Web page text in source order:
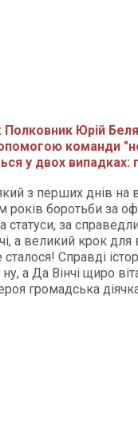
Полковник Юрій
команди
у двох
з перших днів на
років боротьби за
статуси, за
а великий крок
Справді
а Да Вінчі щиро
громадська